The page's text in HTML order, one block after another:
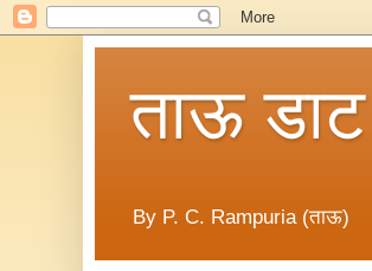
ताऊ
By P. C. Rampuria (ताऊ)